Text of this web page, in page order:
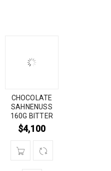
CHOCOLATE
SAHNENUSS
160G BITTER
$4,100